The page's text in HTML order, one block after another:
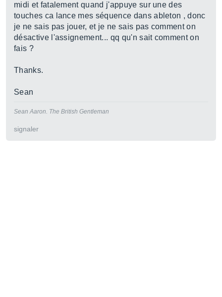
midi et fatalement quand j'appuye sur une des
touches ca lance mes séquence dans ableton , donc
je ne sais pas jouer, et je ne sais pas comment on
désactive l'assignement... qq qu'n sait comment on
fais ?
Thanks.
Sean
Sean Aaron. The British Gentleman
signaler